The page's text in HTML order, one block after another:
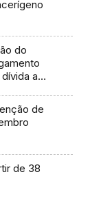
do
ao
de
de 38